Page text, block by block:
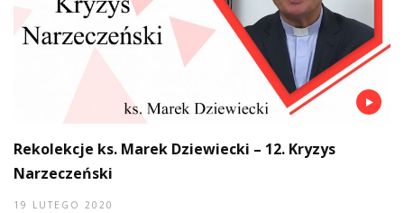
Rekolekcje ks. Marek Dziewiecki – 12. Kryzys
Narzeczeński
19 LUTEGO 2020